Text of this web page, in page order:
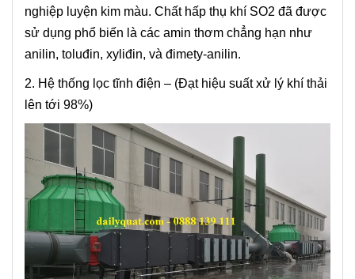
nghiệp luyện kim màu. Chất hấp thụ khí SO2 đã được
sử dụng phổ biến là các amin thơm chẳng hạn như
anilin, toluđin, xyliđin, và đimety-anilin.
2. Hệ thống lọc tĩnh điện – (Đạt hiệu suất xử lý khí thải
lên tới 98%)